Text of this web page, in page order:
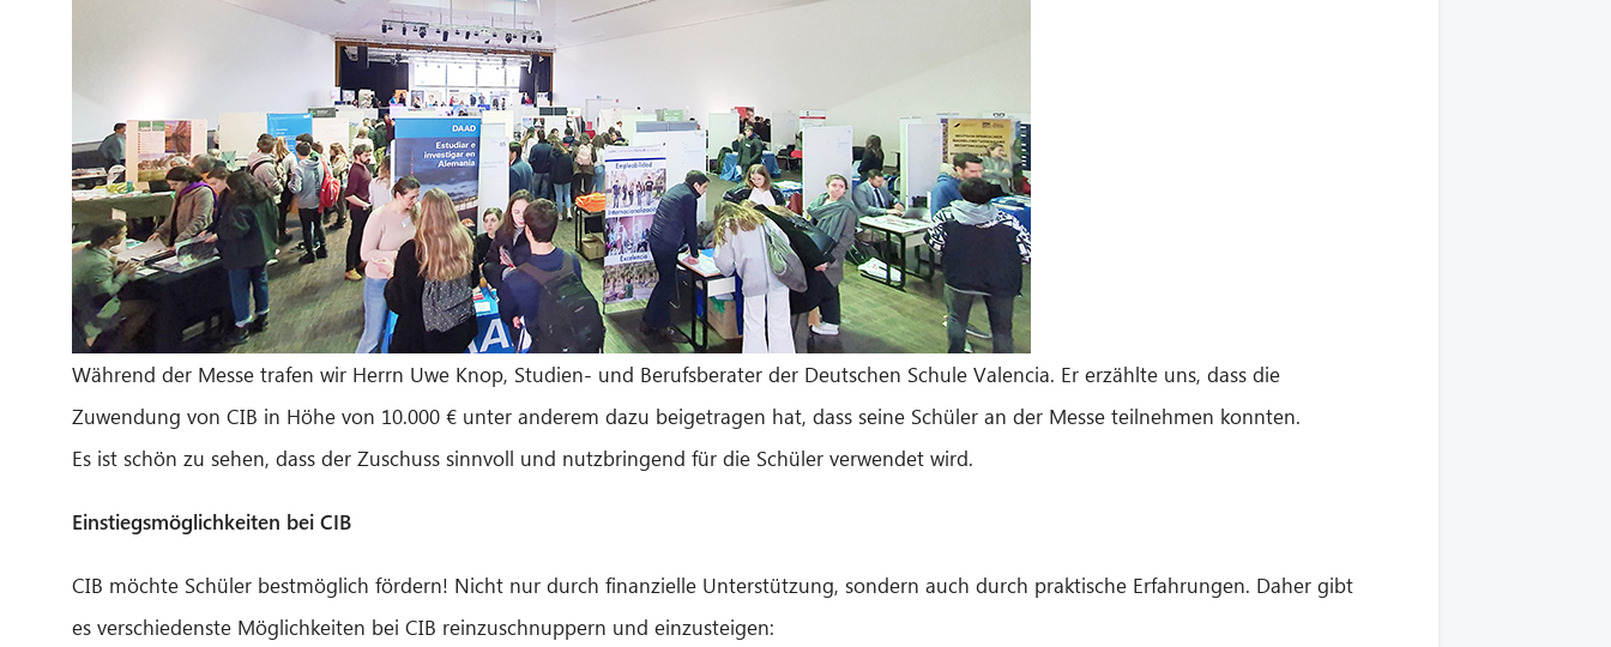
Während der Messe trafen wir Herrn Uwe Knop, Studien- und Berufsberater der Deutschen Schule Valencia. Er erzählte uns, dass die
Zuwendung von CIB in Höhe von 10.000 € unter anderem dazu beigetragen hat, dass seine Schüler an der Messe teilnehmen konnten.
Es ist schön zu sehen, dass der Zuschuss sinnvoll und nutzbringend für die Schüler verwendet wird.
Einstiegsmöglichkeiten bei CIB
CIB möchte Schüler bestmöglich fördern! Nicht nur durch finanzielle Unterstützung, sondern auch durch praktische Erfahrungen. Daher gibt
es verschiedenste Möglichkeiten bei CIB reinzuschnuppern und einzusteigen: